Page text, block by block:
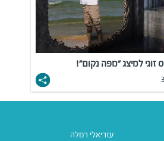
עזריאלי רמלה